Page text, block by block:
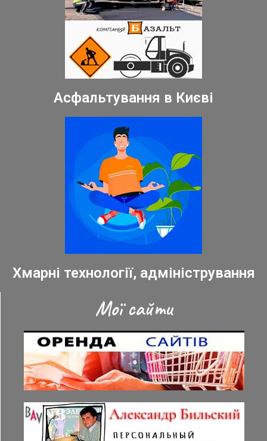
Асфальтування в Києві
Хмарні технології, адміністрування
Мої сайти